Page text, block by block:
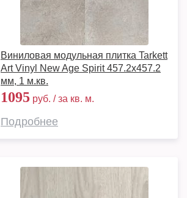
Виниловая модульная плитка Tarkett
Art Vinyl New Age Spirit 457.2x457.2
мм, 1 м.кв.
1095 руб. / за кв. м.
Подробнее